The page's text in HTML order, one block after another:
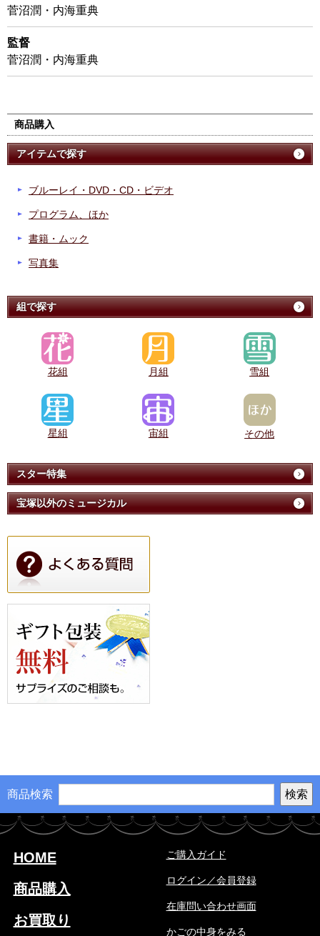
菅沼潤・内海重典
監督
菅沼潤・内海重典
商品購入
アイテムで探す
ブルーレイ・DVD・CD・ビデオ
プログラム、ほか
書籍・ムック
写真集
組で探す
花組 月組 雪組
星組 宙組 その他
スター特集
宝塚以外のミュージカル
商品検索
HOME
商品購入
お買取り
ご購入ガイド
ログイン／会員登録
在庫問い合わせ画面
かごの中身をみる